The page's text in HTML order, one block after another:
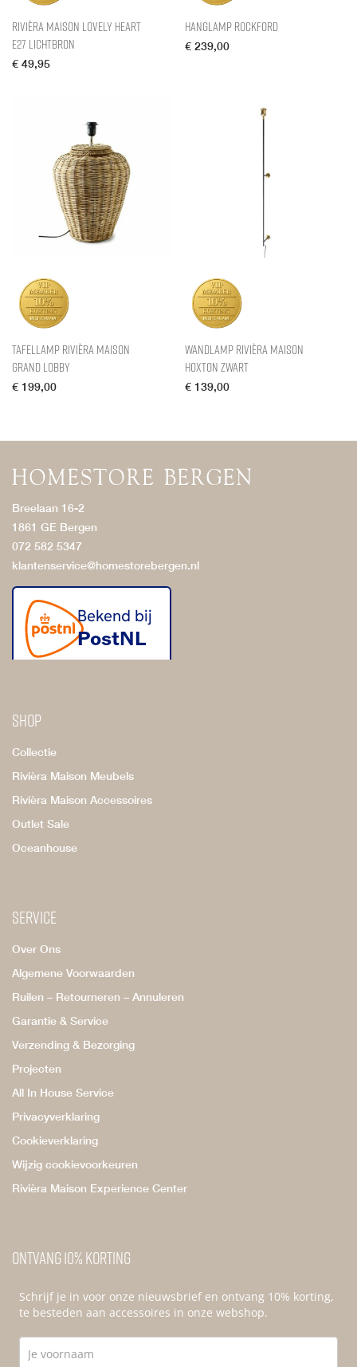
Rivièra Maison Lovely Heart
E27 Lichtbron
€ 49,95
Hanglamp Rockford
€ 239,00
Tafellamp Rivièra Maison
Grand Lobby
€ 199,00
Wandlamp Rivièra Maison
Hoxton Zwart
€ 139,00
Breelaan 16-2
1861 GE Bergen
072 582 5347
klantenservice@homestorebergen.nl
Shop
Collectie
Rivièra Maison Meubels
Rivièra Maison Accessoires
Outlet Sale
Oceanhouse
Service
Over Ons
Algemene Voorwaarden
Ruilen – Retourneren – Annuleren
Garantie & Service
Verzending & Bezorging
Projecten
All In House Service
Privacyverklaring
Cookieverklaring
Wijzig cookievoorkeuren
Rivièra Maison Experience Center
Ontvang 10% korting
Schrijf je in voor onze nieuwsbrief en ontvang 10% korting,
te besteden aan accessoires in onze webshop.